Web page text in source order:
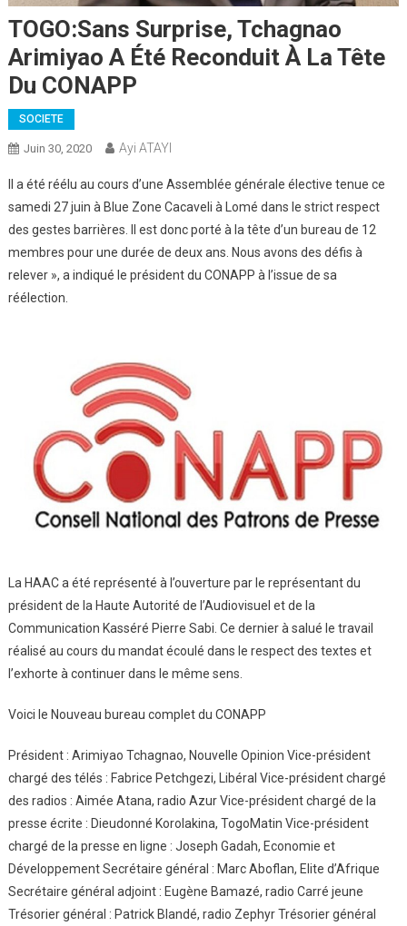
TOGO:Sans Surprise, Tchagnao
Arimiyao A Été Reconduit À La Tête
Du CONAPP
SOCIETE
Juin 30, 2020 Ayi ATAYI
II a été réélu au cours d’une Assemblée générale élective tenue ce
samedi 27 juin à Blue Zone Cacaveli à Lomé dans le strict respect
des gestes barrières. Il est donc porté à la tête d’un bureau de 12
membres pour une durée de deux ans. Nous avons des défis à
relever », a indiqué le président du CONAPP à l’issue de sa
réélection.
La HAAC a été représenté à l’ouverture par le représentant du
président de la Haute Autorité de l’Audiovisuel et de la
Communication Kasséré Pierre Sabi. Ce dernier à salué le travail
réalisé au cours du mandat écoulé dans le respect des textes et
l’exhorte à continuer dans le même sens.
Voici le Nouveau bureau complet du CONAPP
Président : Arimiyao Tchagnao, Nouvelle Opinion Vice-président
chargé des télés : Fabrice Petchgezi, Libéral Vice-président chargé
des radios : Aimée Atana, radio Azur Vice-président chargé de la
presse écrite : Dieudonné Korolakina, TogoMatin Vice-président
chargé de la presse en ligne : Joseph Gadah, Economie et
Développement Secrétaire général : Marc Aboflan, Elite d’Afrique
Secrétaire général adjoint : Eugène Bamazé, radio Carré jeune
Trésorier général : Patrick Blandé, radio Zephyr Trésorier général